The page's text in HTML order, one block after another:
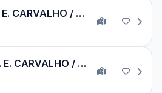
TERM. A. E. CARVALHO / TERM. PQ. D. PEDRO II
TERM. A. E. CARVALHO / TERM. PQ. D. PEDRO II